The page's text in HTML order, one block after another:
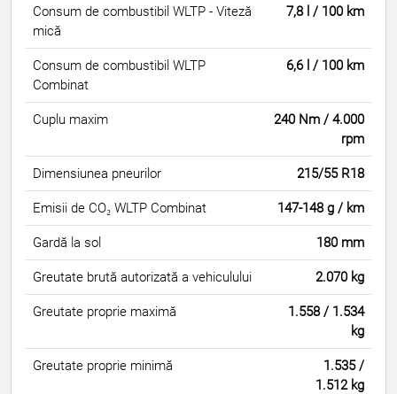
Consum de combustibil WLTP - Viteză
mică
7,8 l / 100 km
Consum de combustibil WLTP
Combinat
6,6 l / 100 km
Cuplu maxim
240 Nm / 4.000
rpm
Dimensiunea pneurilor 215/55 R18
Emisii de CO₂ WLTP Combinat 147-148 g / km
Gardă la sol 180 mm
Greutate brută autorizată a vehiculului 2.070 kg
Greutate proprie maximă
1.558 / 1.534
kg
Greutate proprie minimă
1.535 /
1.512 kg